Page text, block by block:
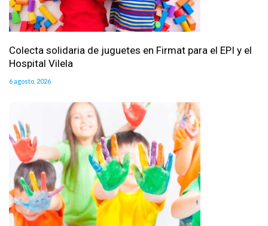
Colecta solidaria de juguetes en Firmat para el EPI y el
Hospital Vilela
6 agosto, 2026